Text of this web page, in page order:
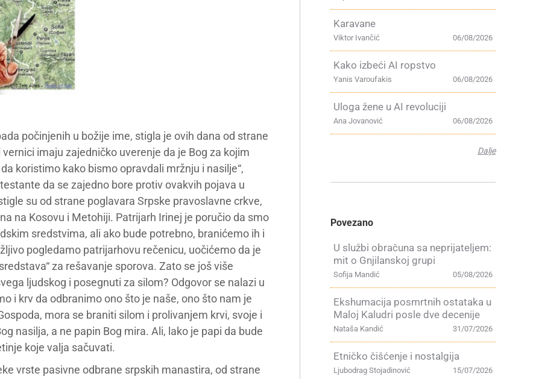
počinjenih u božije ime, stigla je ovih dana od strane
imaju zajedničko uverenje da je Bog za kojim
koristimo kako bismo opravdali mržnju i nasilje“,
da se zajedno bore protiv ovakvih pojava u
su od strane poglavara Srpske pravoslavne crkve,
na Kosovu i Metohiji. Patrijarh Irinej je poručio da smo
sredstvima, ali ako bude potrebno, branićemo ih i
pogledamo patrijarhovu rečenicu, uočićemo da je
za rešavanje sporova. Zato se još više
ljudskog i posegnuti za silom? Odgovor se nalazi u
i krv da odbranimo ono što je naše, ono što nam je
mora se braniti silom i prolivanjem krvi, svoje i
nasilja, a ne papin Bog mira. Ali, lako je papi da bude
koje valja sačuvati.
vrste pasivne odbrane srpskih manastira, od strane
Karavane
06/08/2026
Viktor Ivančić
Kako izbeći AI ropstvo
06/08/2026
Yanis Varoufakis
Uloga žene u AI revoluciji
06/08/2026
Ana Jovanović
Dalje
Povezano
U službi obračuna sa neprijateljem:
mit o Gnjilanskoj grupi
05/08/2026
Sofija Mandić
Ekshumacija posmrtnih ostataka u
Maloj Kaludri posle dve decenije
31/07/2026
Nataša Kandić
Etničko čišćenje i nostalgija
15/07/2026
Ljubodrag Stojadinović